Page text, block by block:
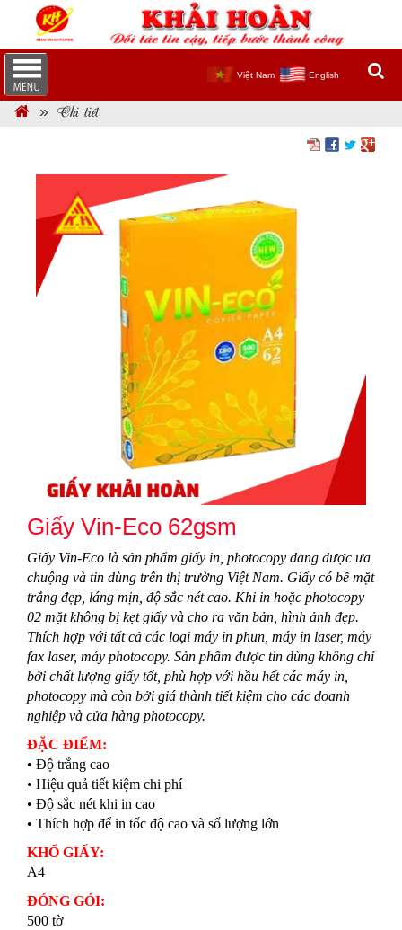
Việt Nam English
Chi tiết
Giấy Vin-Eco 62gsm
Giấy Vin-Eco là sản phẩm giấy in, photocopy đang được ưa
chuộng và tin dùng trên thị trường Việt Nam. Giấy có bề mặt
trắng đẹp, láng mịn, độ sắc nét cao. Khi in hoặc photocopy
02 mặt không bị kẹt giấy và cho ra văn bản, hình ảnh đẹp.
Thích hợp với tất cả các loại máy in phun, máy in laser, máy
fax laser, máy photocopy. Sản phẩm được tin dùng không chỉ
bởi chất lượng giấy tốt, phù hợp với hầu hết các máy in,
photocopy mà còn bởi giá thành tiết kiệm cho các doanh
nghiệp và cửa hàng photocopy.
ĐẶC ĐIỂM:
• Độ trắng cao
• Hiệu quả tiết kiệm chi phí
• Độ sắc nét khi in cao
• Thích hợp để in tốc độ cao và số lượng lớn
KHỔ GIẤY:
A4
ĐÓNG GÓI:
500 tờ